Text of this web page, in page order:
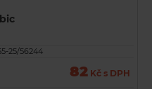
25/56244
82 Kč s DPH